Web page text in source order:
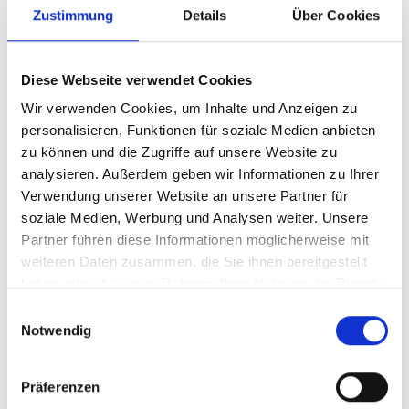
Zustimmung Details Über Cookies
Diese Webseite verwendet Cookies
Wir verwenden Cookies, um Inhalte und Anzeigen zu
personalisieren, Funktionen für soziale Medien anbieten
zu können und die Zugriffe auf unsere Website zu
analysieren. Außerdem geben wir Informationen zu Ihrer
Verwendung unserer Website an unsere Partner für
soziale Medien, Werbung und Analysen weiter. Unsere
Partner führen diese Informationen möglicherweise mit
weiteren Daten zusammen, die Sie ihnen bereitgestellt
Notwendig
Präferenzen
Labor für Biomechanik
Gebäude 37, 66421 Homburg
+49 6841 16-24580
thanh.tran
ukseu
Forschung – Gemeinsam die
Kinderorthopädie
voranbringen (in Planung)
Forschung ist der Schlüssel, um die
Versorgung für junge Patientinnen & Patienten